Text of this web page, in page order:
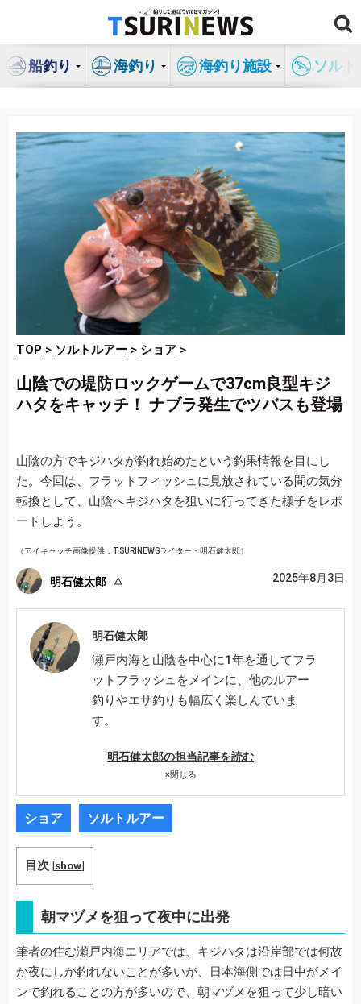
ン
船釣り 海釣り 海釣り施設 ソル
TOP > ソルトルアー > ショア >
山陰での堤防ロックゲームで37cm良型キジ
ハタをキャッチ！ ナブラ発生でツバスも登場
山陰の方でキジハタが釣れ始めたという釣果情報を目にし
た。今回は、フラットフィッシュに見放されている間の気分
転換として、山陰へキジハタを狙いに行ってきた様子をレポ
ートしよう。
（アイキャッチ画像提供：TSURINEWSライター・明石健太郎）
明石健太郎 2025年8月3日
明石健太郎
瀬戸内海と山陰を中心に1年を通してフラ
ットフラッシュをメインに、他のルアー
釣りやエサ釣りも幅広く楽しんでいま
す。
明石健太郎の担当記事を読む
×閉じる
ショア ソルトルアー
目次 [show]
朝マヅメを狙って夜中に出発
筆者の住む瀬戸内海エリアでは、キジハタは沿岸部では何故
か夜にしか釣れないことが多いが、日本海側では日中がメイ
ンで釣れることの方が多いので、朝マヅメを狙って少し暗い